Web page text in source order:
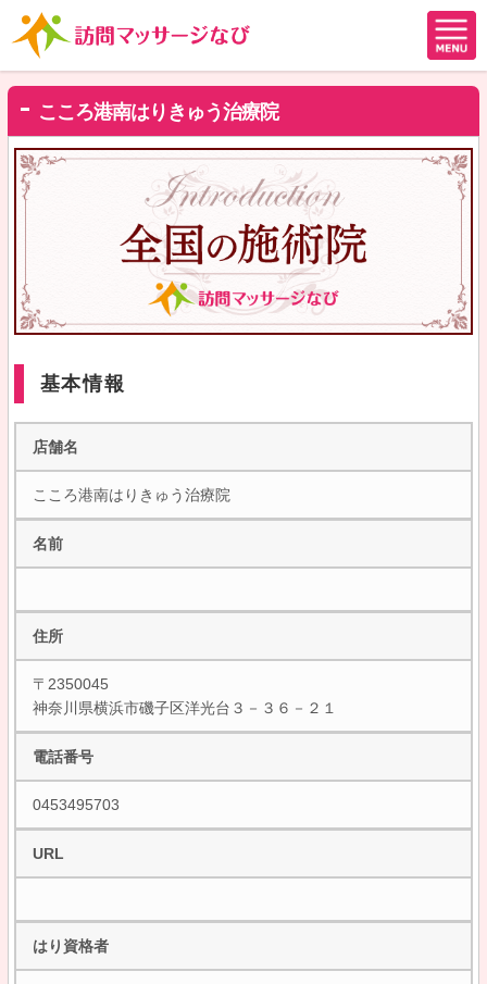
こころ港南はりきゅう治療院
基本情報
店舗名
こころ港南はりきゅう治療院
名前
住所
〒2350045
神奈川県横浜市磯子区洋光台３－３６－２１
電話番号
0453495703
URL
はり資格者